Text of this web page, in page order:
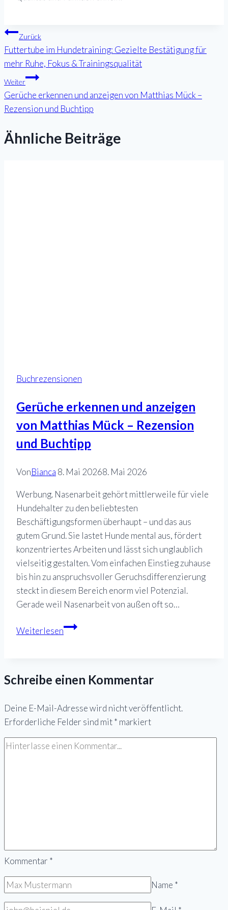
Beitragsnavigation
Zurück
Futtertube im Hundetraining: Gezielte Bestätigung für
mehr Ruhe, Fokus & Trainingsqualität
Weiter
Gerüche erkennen und anzeigen von Matthias Mück –
Rezension und Buchtipp
Ähnliche Beiträge
Buchrezensionen
Gerüche erkennen und anzeigen
von Matthias Mück – Rezension
und Buchtipp
VonBianca 8. Mai 20268. Mai 2026
Werbung. Nasenarbeit gehört mittlerweile für viele
Hundehalter zu den beliebtesten
Beschäftigungsformen überhaupt – und das aus
gutem Grund. Sie lastet Hunde mental aus, fördert
konzentriertes Arbeiten und lässt sich unglaublich
vielseitig gestalten. Vom einfachen Einstieg zuhause
bis hin zu anspruchsvoller Geruchsdifferenzierung
steckt in diesem Bereich enorm viel Potenzial.
Gerade weil Nasenarbeit von außen oft so…
WeiterlesenGerüche
von
Mück
–
Rezension
und
Schreibe einen Kommentar
Deine E-Mail-Adresse wird nicht veröffentlicht.
Erforderliche Felder sind mit* markiert
Kommentar *
Name *